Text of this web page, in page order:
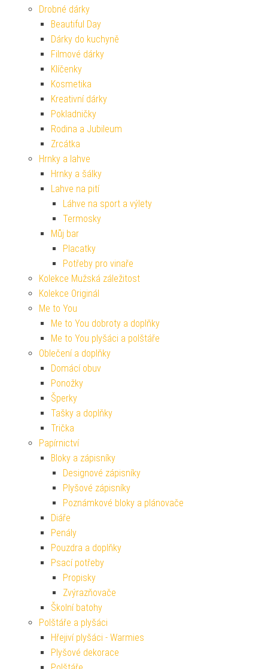
Drobné dárky
Beautiful Day
Dárky do kuchyně
Filmové dárky
Klíčenky
Kosmetika
Kreativní dárky
Pokladničky
Rodina a Jubileum
Zrcátka
Hrnky a lahve
Hrnky a šálky
Lahve na pití
Láhve na sport a výlety
Termosky
Můj bar
Placatky
Potřeby pro vinaře
Kolekce Mužská záležitost
Kolekce Originál
Me to You
Me to You dobroty a doplňky
Me to You plyšáci a polštáře
Oblečení a doplňky
Domácí obuv
Ponožky
Šperky
Tašky a doplňky
Trička
Papírnictví
Bloky a zápisníky
Designové zápisníky
Plyšové zápisníky
Poznámkové bloky a plánovače
Diáře
Penály
Pouzdra a doplňky
Psací potřeby
Propisky
Zvýrazňovače
Školní batohy
Polštáře a plyšáci
Hřejiví plyšáci - Warmies
Plyšové dekorace